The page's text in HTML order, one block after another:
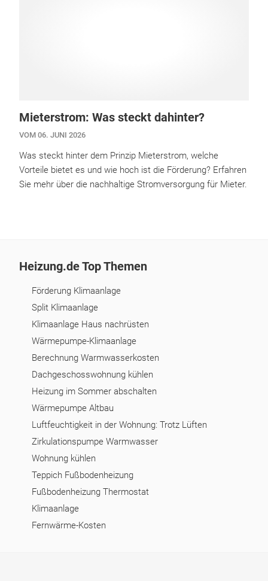
Mieterstrom: Was steckt dahinter?
VOM 06. JUNI 2026
Was steckt hinter dem Prinzip Mieterstrom, welche
Vorteile bietet es und wie hoch ist die Förderung? Erfahren
Sie mehr über die nachhaltige Stromversorgung für Mieter.
Heizung.de Top Themen
Förderung Klimaanlage
Split Klimaanlage
Klimaanlage Haus nachrüsten
Wärmepumpe-Klimaanlage
Berechnung Warmwasserkosten
Dachgeschosswohnung kühlen
Heizung im Sommer abschalten
Wärmepumpe Altbau
Luftfeuchtigkeit in der Wohnung: Trotz Lüften
Zirkulationspumpe Warmwasser
Wohnung kühlen
Teppich Fußbodenheizung
Fußbodenheizung Thermostat
Klimaanlage
Fernwärme-Kosten